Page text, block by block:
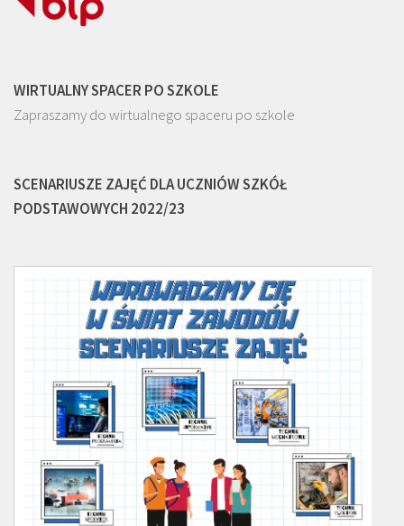
WIRTUALNY SPACER PO SZKOLE
Zapraszamy do wirtualnego spaceru po szkole
SCENARIUSZE ZAJĘĆ DLA UCZNIÓW SZKÓŁ
PODSTAWOWYCH 2022/23